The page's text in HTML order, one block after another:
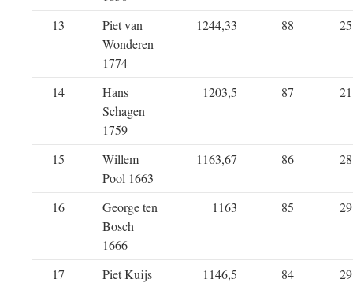
13
Piet van
Wonderen
1774
1244,33 88 25
14
Hans
Schagen
1759
1203,5 87 21
15
Willem
Pool 1663
1163,67 86 28
16
George ten
Bosch
1666
1163 85 29
17
Piet Kuijs
1146,5 84 29